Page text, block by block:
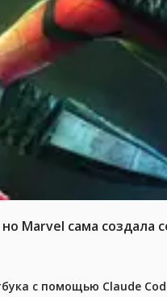
Marvel сама создала
с помощью Claude